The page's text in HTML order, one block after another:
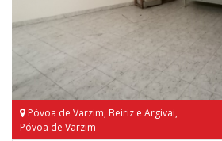
Póvoa de Varzim, Beiriz e Argivai,
Póvoa de Varzim